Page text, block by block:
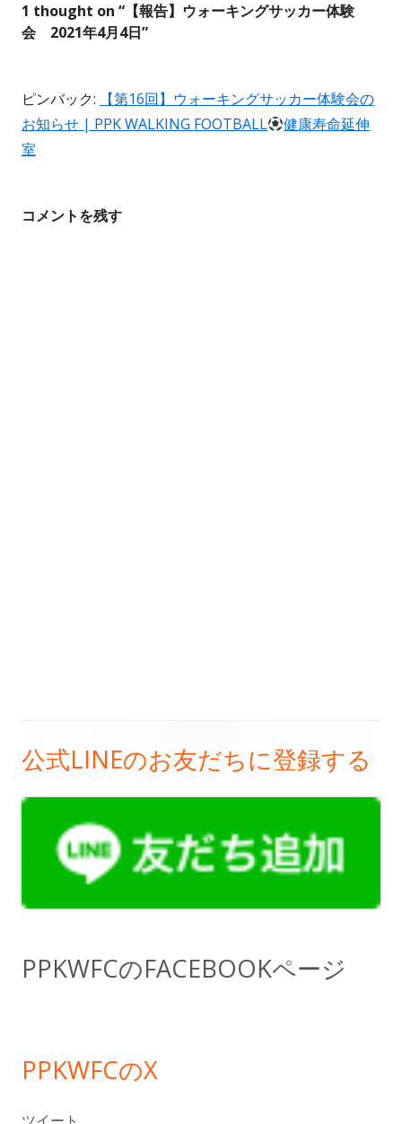
ビ
ー
シ
ン
1 thought on “ 【報告】ウォーキングサッカー体験
会 2021年4月4日”
ピンバック:
【第16回】ウォーキングサッカー体験会の
お知らせ | PPK WALKING FOOTBALL
健康寿命延伸
室
コメントを残す
メ
イ
イ
ド
公式LINEのお友だちに登録する
PPKWFCのFACEBOOKページ
PPKWFCのX